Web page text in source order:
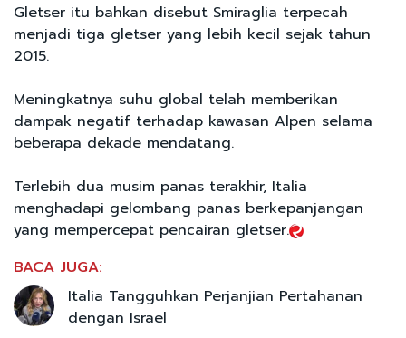
Gletser itu bahkan disebut Smiraglia terpecah
menjadi tiga gletser yang lebih kecil sejak tahun
2015.
Meningkatnya suhu global telah memberikan
dampak negatif terhadap kawasan Alpen selama
beberapa dekade mendatang.
Terlebih dua musim panas terakhir, Italia
menghadapi gelombang panas berkepanjangan
yang mempercepat pencairan gletser.
BACA JUGA:
Italia Tangguhkan Perjanjian Pertahanan
dengan Israel